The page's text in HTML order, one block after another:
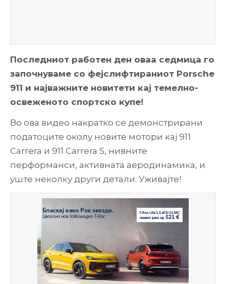
Последниот работен ден оваа седмица го
започнуваме со фејслифтираниот Porsche
911 и најважните новитети кај темелно-
освеженото спортско купе!
Во ова видео накратко се демонстрирани
податоците околу новите мотори кај 911
Carrera и 911 Carrera S, нивните
перформанси, активната аеродинамика, и
уште неколку други детали. Уживајте!